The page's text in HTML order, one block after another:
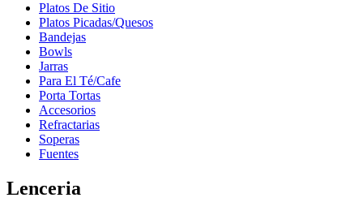
Platos De Sitio
Platos Picadas/Quesos
Bandejas
Bowls
Jarras
Para El Té/Cafe
Porta Tortas
Accesorios
Refractarias
Soperas
Fuentes
Lenceria